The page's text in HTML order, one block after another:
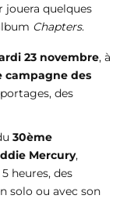
quelques
Chapters.
23 novembre, à
campagne des
des
30ème
Mercury,
heures, des
solo ou avec son